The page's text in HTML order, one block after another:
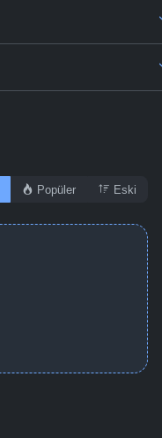
Popüler Eski